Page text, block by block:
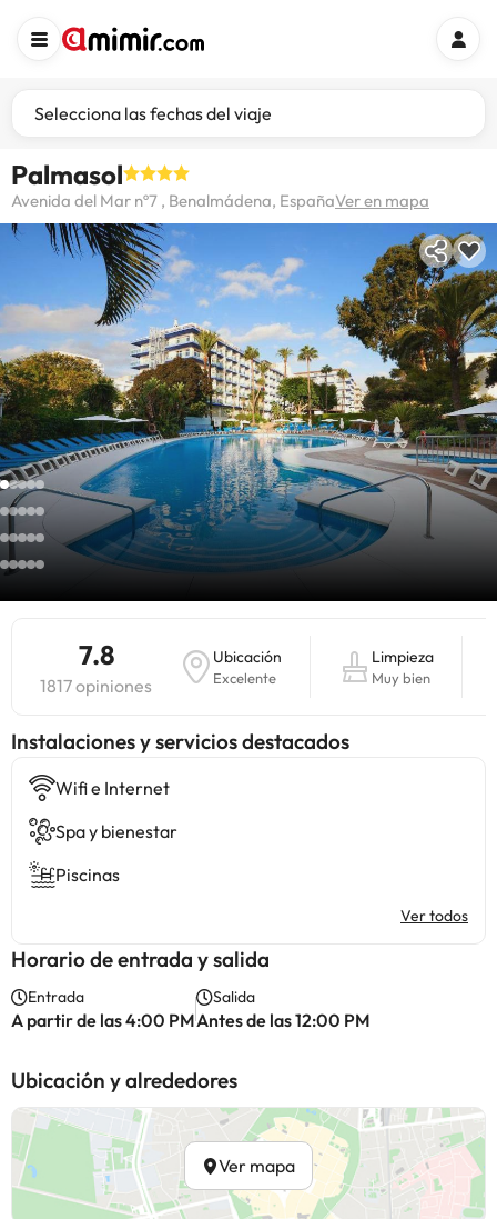
Selecciona las fechas del viaje
Palmasol
Avenida del Mar nº7 , Benalmádena, EspañaVer en mapa
7.8
1817 opiniones
Ubicación
Excelente
Limpieza
Muy bien
Instalaciones y servicios destacados
Wifi e Internet
Spa y bienestar
Piscinas
Ver todos
Horario de entrada y salida
Entrada
A partir de las 4:00 PM
Salida
Antes de las 12:00 PM
Ubicación y alrededores
Ver mapa